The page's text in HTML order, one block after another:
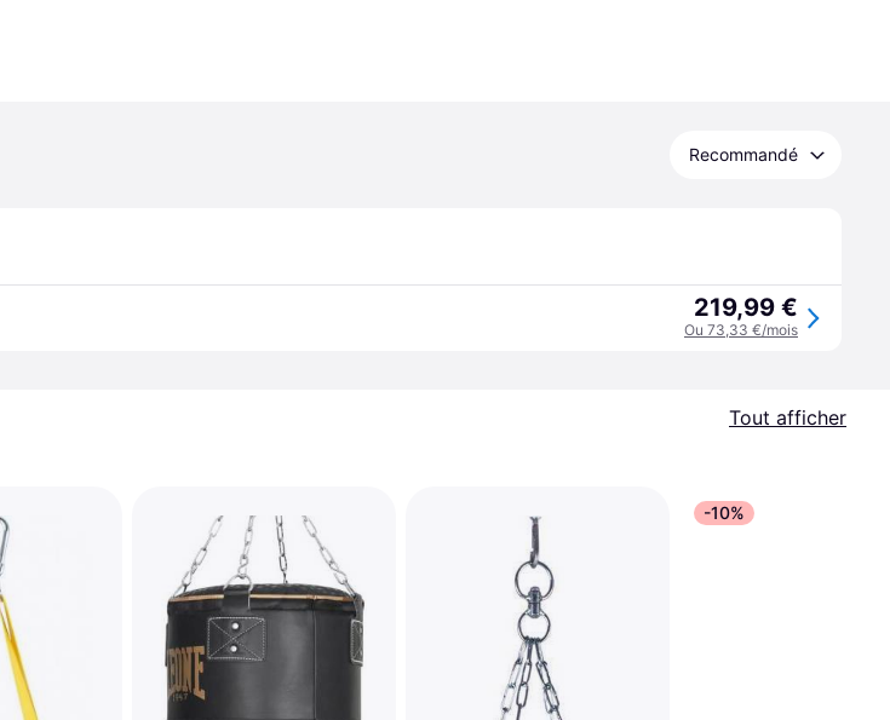
Recommandé
219,99 €
Ou 73,33 €/mois
Tout afficher
-10%